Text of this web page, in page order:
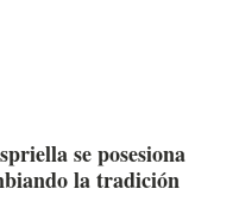
se posesiona
la tradición